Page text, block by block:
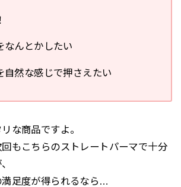
なんとかしたい
自然な感じで押さえたい
な商品ですよ。
もこちらのストレートパーマで十分
満足度が得られるなら…